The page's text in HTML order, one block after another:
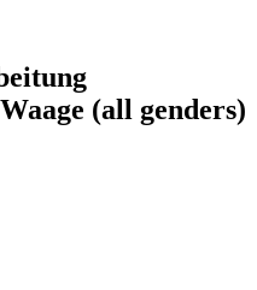
(all genders)